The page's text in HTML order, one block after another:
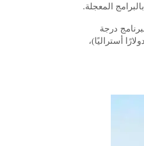
المعجلة.
(172,924دولارًا استراليا) لبرنامج درجة
البكالوريوس الكامل، أما الفصل الدراسي الواحد فتقدر مصروفاته بأكثر من 30 ألف دولار أمريكي (41,496 دولارًا أستراليًا)،